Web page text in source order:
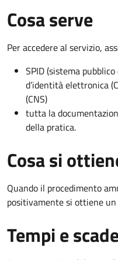
Cosa serve
Per accedere al servizio,
SPID (sistema
d’identità elettronica
(CNS)
tutta la
della pratica.
Cosa si
Quando il procedimento
positivamente si ottiene
Tempi e